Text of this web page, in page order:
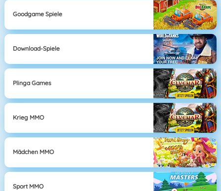
Goodgame Spiele
Download-Spiele
Plinga Games
Krieg MMO
Mädchen MMO
Sport MMO